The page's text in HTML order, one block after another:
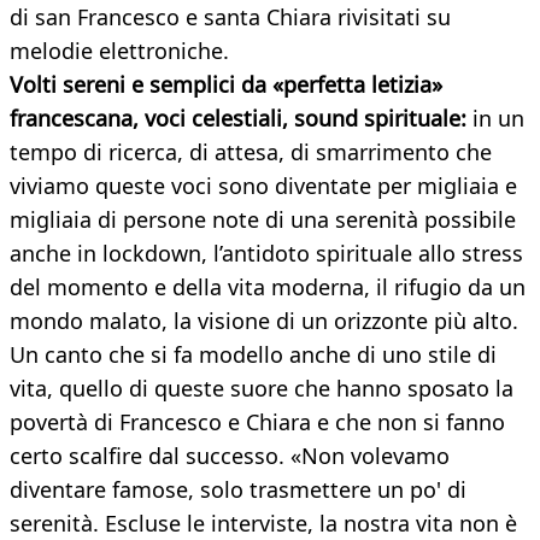
di san Francesco e santa Chiara rivisitati su
melodie elettroniche.
Volti sereni e semplici da «perfetta letizia»
francescana, voci celestiali, sound spirituale: in un
tempo di ricerca, di attesa, di smarrimento che
viviamo queste voci sono diventate per migliaia e
migliaia di persone note di una serenità possibile
anche in lockdown, l’antidoto spirituale allo stress
del momento e della vita moderna, il rifugio da un
mondo malato, la visione di un orizzonte più alto.
Un canto che si fa modello anche di uno stile di
vita, quello di queste suore che hanno sposato la
povertà di Francesco e Chiara e che non si fanno
certo scalfire dal successo. «Non volevamo
diventare famose, solo trasmettere un po' di
serenità. Escluse le interviste, la nostra vita non è